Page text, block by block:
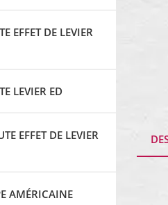
EFFET DE LEVIER
LEVIER ED
EFFET DE LEVIER
AMÉRICAINE